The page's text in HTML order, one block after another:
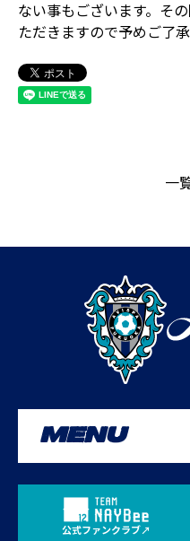
ない事もございます。そ
ただきますので予めご了承
一
MENU
公式ファンクラブ